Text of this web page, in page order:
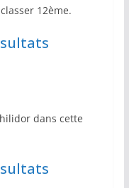
12ème.
dans cette